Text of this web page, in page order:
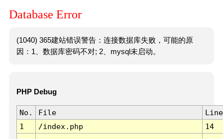
Database Error
(1040) 365建站错误警告：连接数据库失败，可能的原
因：1、数据库密码不对; 2、mysql未启动。
PHP Debug
No. File
Line
1
/index.php 14